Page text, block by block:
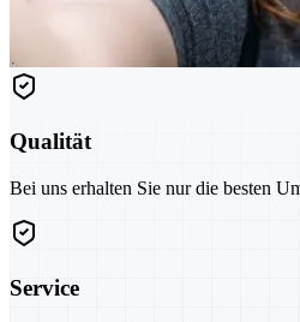
Qualität
Bei uns erhalten Sie nur die besten
Service